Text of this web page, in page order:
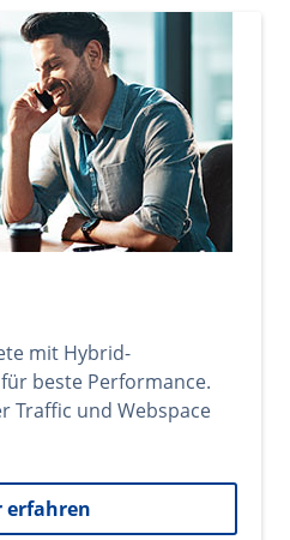
mit Hybrid-
beste Performance.
Traffic und Webspace
erfahren